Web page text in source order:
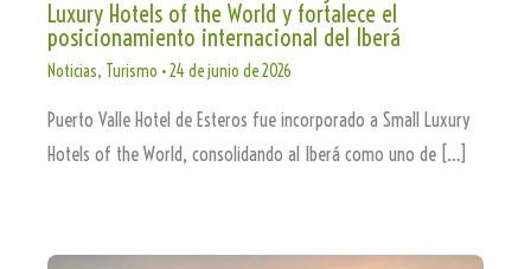
Luxury Hotels of the World y fortalece el
posicionamiento internacional del Iberá
Noticias, Turismo •24 de junio de 2026
Puerto Valle Hotel de Esteros fue incorporado a Small Luxury
Hotels of the World, consolidando al Iberá como uno de […]